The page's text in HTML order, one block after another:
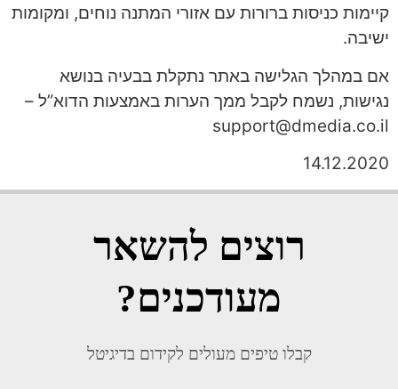
קיימות כניסות ברורות עם אזורי המתנה נוחים, ומקומות
ישיבה.
אם במהלך הגלישה באתר נתקלת בבעיה בנושא
נגישות, נשמח לקבל ממך הערות באמצעות הדוא”ל –
support@dmedia.co.il
14.12.2020
רוצים להשאר
מעודכנים?
קבלו טיפים מעולים לקידום בדיגיטל